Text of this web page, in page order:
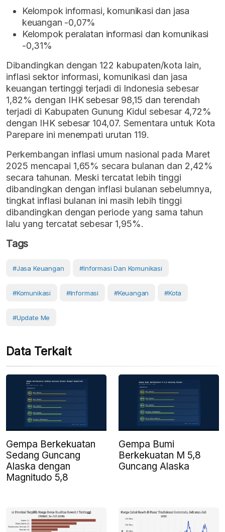
Kelompok informasi, komunikasi dan jasa
keuangan -0,07%
Kelompok peralatan informasi dan komunikasi
-0,31%
Dibandingkan dengan 122 kabupaten/kota lain,
inflasi sektor informasi, komunikasi dan jasa
keuangan tertinggi terjadi di Indonesia sebesar
1,82% dengan IHK sebesar 98,15 dan terendah
terjadi di Kabupaten Gunung Kidul sebesar 4,72%
dengan IHK sebesar 104,07. Sementara untuk Kota
Parepare ini menempati urutan 119.
Perkembangan inflasi umum nasional pada Maret
2025 mencapai 1,65% secara bulanan dan 2,42%
secara tahunan. Meski tercatat lebih tinggi
dibandingkan dengan inflasi bulanan sebelumnya,
tingkat inflasi bulanan ini masih lebih tinggi
dibandingkan dengan periode yang sama tahun
lalu yang tercatat sebesar 1,95%.
Tags
#Jasa Keuangan #Informasi Dan Komunikasi
#Komunikasi #Informasi #Keuangan #Kota
#Update Me
Data Terkait
Gempa Berkekuatan
Sedang Guncang
Alaska dengan
Magnitudo 5,8
Gempa Bumi
Berkekuatan M 5,8
Guncang Alaska